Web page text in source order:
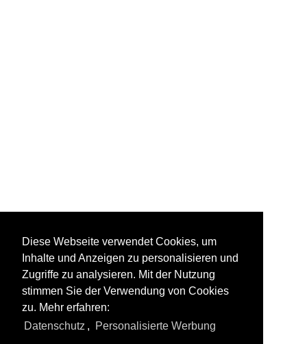
Toutes les photos deMexique
Diese Webseite verwendet Cookies, um
Inhalte und Anzeigen zu personalisieren und
Zugriffe zu analysieren. Mit der Nutzung
stimmen Sie der Verwendung von Cookies
zu. Mehr erfahren:
Datenschutz , Personalisierte Werbung